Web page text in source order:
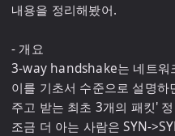
내용을 정리해봤어.
- 개요
3-way handshake는 네트워
이를 기초서 수준으로 설명
주고 받는 최초 3개의 패킷'
조금 더 아는 사람은 SYN-